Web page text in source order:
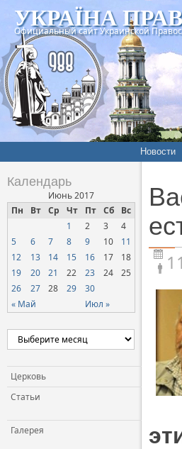
УКРАЇНА
Официальный сайт Украинской
Новости
верующих
Церковь
Церковь
Церковь
Календарь
Июнь 2017
Пн
Вт Ср Чт Пт Сб Вс
« Май Июл »
1 2 3
4
5
6 7 8 9 10
11
12
13 14 15 16 17
18
19
20 21 22 23 24
25
26
27 28 29 30
Церковь
Статьи
Галерея